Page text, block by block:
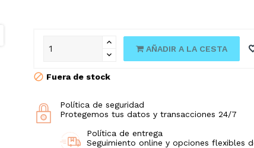
AÑADIR A LA CESTA
Fuera de stock
Política de seguridad
Protegemos tus datos y transacciones 24/7
Política de entrega
Seguimiento online y opciones flexibles